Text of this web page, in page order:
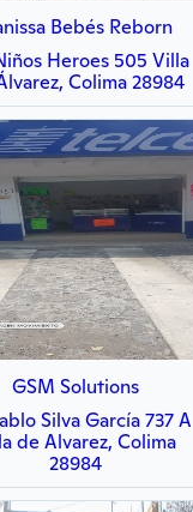
Bebés Reborn
Heroes 505 Villa
Colima 28984
GSM Solutions
Silva García 737 A
de Alvarez, Colima
28984